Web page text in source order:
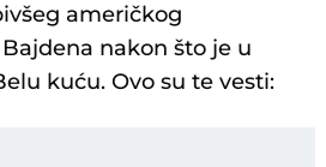
američkog
nakon što je u
kuću. Ovo su te vesti: